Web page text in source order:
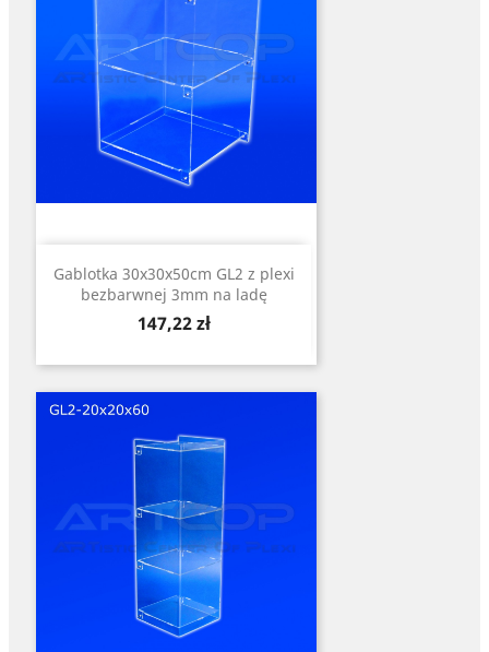
Gablotka 30x30x50cm GL2 z plexi
bezbarwnej 3mm na ladę
Cena
147,22 zł